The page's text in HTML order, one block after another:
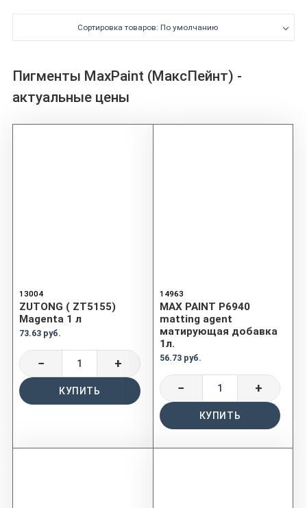
Сортировка товаров: По умолчанию
Пигменты MaxPaint (МаксПейнт) -
актуальные цены
13004
ZUTONG ( ZT5155)
Magenta 1 л
73.63 руб.
− +
КУПИТЬ
14963
MAX PAINT P6940
matting agent
матирующая добавка
1л.
56.73 руб.
− +
КУПИТЬ